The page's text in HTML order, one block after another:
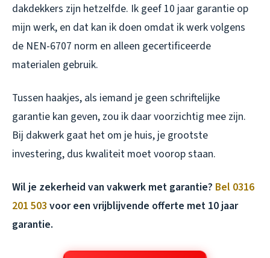
dakdekkers zijn hetzelfde. Ik geef 10 jaar garantie op
mijn werk, en dat kan ik doen omdat ik werk volgens
de NEN-6707 norm en alleen gecertificeerde
materialen gebruik.
Tussen haakjes, als iemand je geen schriftelijke
garantie kan geven, zou ik daar voorzichtig mee zijn.
Bij dakwerk gaat het om je huis, je grootste
investering, dus kwaliteit moet voorop staan.
Wil je zekerheid van vakwerk met garantie? Bel 0316
201 503 voor een vrijblijvende offerte met 10 jaar
garantie.